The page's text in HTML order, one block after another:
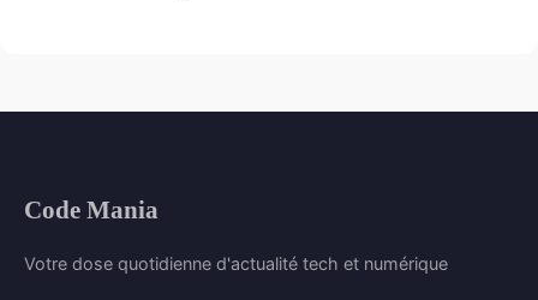
Code Mania
Votre dose quotidienne d'actualité tech et numérique